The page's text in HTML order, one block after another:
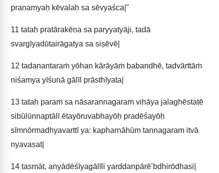
praṇamyaḥ kēvalaḥ sa sēvyaśca|"
11 tataḥ pratārakēṇa sa paryyatyāji, tadā
svargīyadūtairāgatya sa siṣēvē|
12 tadanantaraṁ yōhan kārāyāṁ babandhē, tadvārttāṁ
niśamya yīśunā gālīl prāsthīyata|
13 tataḥ paraṁ sa nāsarannagaraṁ vihāya jalaghēstaṭē
sibūlūnnaptālī ētayōruvabhayōḥ pradēśayōḥ
sīmnōrmadhyavarttī ya: kapharnāhūm tannagaram itvā
nyavasat|
14 tasmāt, anyādēśīyagālīli yarddanpārē’bdhirōdhasi|